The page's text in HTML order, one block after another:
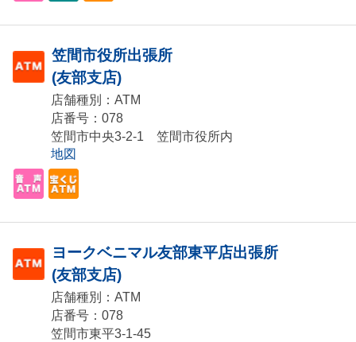
笠間市役所出張所
(友部支店)
店舗種別：ATM
店番号：078
笠間市中央3-2-1 笠間市役所内
地図
ヨークベニマル友部東平店出張所
(友部支店)
店舗種別：ATM
店番号：078
笠間市東平3-1-45